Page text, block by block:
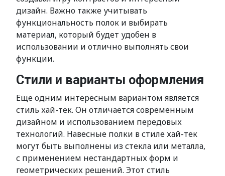
дизайн. Важно также учитывать
функциональность полок и выбирать
материал, который будет удобен в
использовании и отлично выполнять свои
функции.
Стили и варианты оформления
Еще одним интересным вариантом является
стиль хай-тек. Он отличается современным
дизайном и использованием передовых
технологий. Навесные полки в стиле хай-тек
могут быть выполнены из стекла или металла,
с применением нестандартных форм и
геометрических решений. Этот стиль